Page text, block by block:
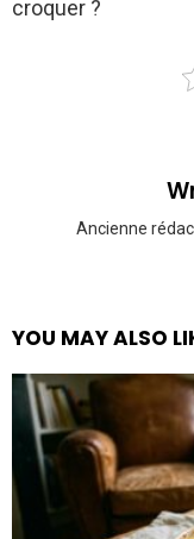
croquer ?
Ancienne
YOU MAY ALSO